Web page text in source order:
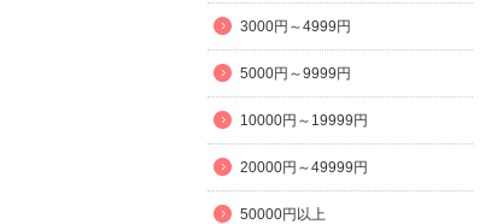
3000円～4999円
5000円～9999円
10000円～19999円
20000円～49999円
50000円以上